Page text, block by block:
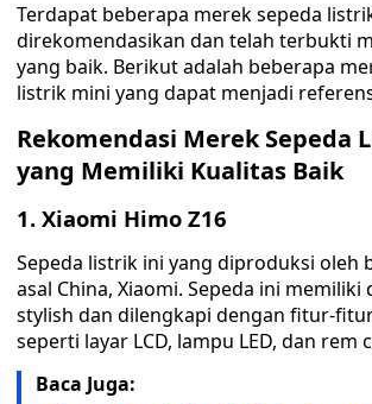
Terdapat beberapa merek sepeda
direkomendasikan dan telah terbukti
yang baik. Berikut adalah beberapa
listrik mini yang dapat menjadi
Rekomendasi Merek Sepeda
yang Memiliki Kualitas Baik
1. Xiaomi Himo Z16
Sepeda listrik ini yang diproduksi oleh
asal China, Xiaomi. Sepeda ini memiliki
stylish dan dilengkapi dengan fitur-
seperti layar LCD, lampu LED, dan rem
Baca Juga: